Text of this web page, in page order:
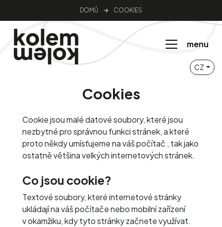
DOMŮ → COOKIES
menu
CZ
Cookies
Cookie jsou malé datové soubory, které jsou
nezbytné pro správnou funkci stránek, a které
proto někdy umísťujeme na váš počítač , tak jako
ostatně většina velkých internetových stránek.
Co jsou cookie?
Textové soubory, které internetové stránky
ukládají na váš počítače nebo mobilní zařízení
v okamžiku, kdy tyto stránky začnete využívat.